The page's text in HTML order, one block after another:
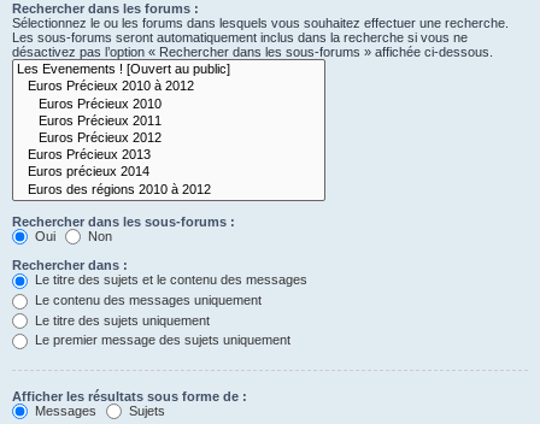
Rechercher dans les forums :
Sélectionnez le ou les forums dans lesquels vous souhaitez effectuer une recherche.
Les sous-forums seront automatiquement inclus dans la recherche si vous ne
désactivez pas l’option « Rechercher dans les sous-forums » affichée ci-dessous.
Rechercher dans les sous-forums :
Oui
Non
Rechercher dans :
Le titre des sujets et le contenu des messages
Le contenu des messages uniquement
Le titre des sujets uniquement
Le premier message des sujets uniquement
Afficher les résultats sous forme de :
Messages
Sujets